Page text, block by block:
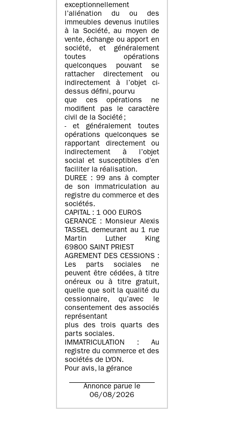
exceptionnellement
l’aliénation du ou des
immeubles devenus inutiles
à la Société, au moyen de
vente, échange ou apport en
société, et généralement
toutes opérations
quelconques pouvant se
rattacher directement ou
indirectement à l’objet ci-
dessus défini, pourvu
que ces opérations ne
modifient pas le caractère
civil de la Société ;
- et généralement toutes
opérations quelconques se
rapportant directement ou
indirectement à l’objet
social et susceptibles d’en
faciliter la réalisation.
DUREE : 99 ans à compter
de son immatriculation au
registre du commerce et des
sociétés.
CAPITAL : 1 000 EUROS
GERANCE : Monsieur Alexis
TASSEL demeurant au 1 rue
Martin Luther King
69800 SAINT PRIEST
AGREMENT DES CESSIONS :
Les parts sociales ne
peuvent être cédées, à titre
onéreux ou à titre gratuit,
quelle que soit la qualité du
cessionnaire, qu’avec le
consentement des associés
représentant
plus des trois quarts des
parts sociales.
IMMATRICULATION : Au
registre du commerce et des
sociétés de LYON.
Pour avis, la gérance
Annonce parue le
06/08/2026